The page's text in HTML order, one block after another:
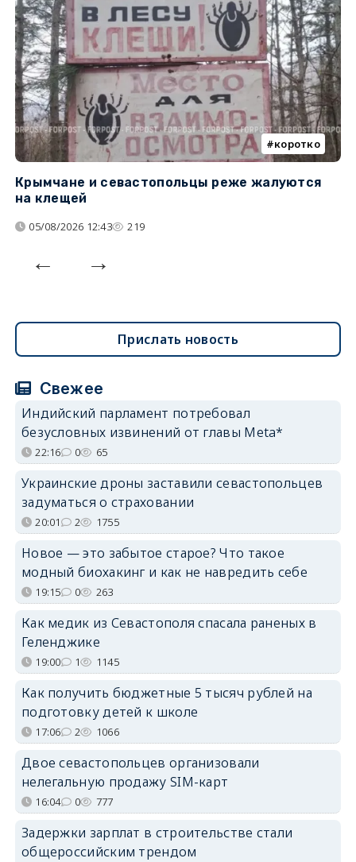
коротко
Крымчане и севастопольцы реже жалуются
на клещей
05/08/2026 12:43 219
Прислать новость
Свежее
Индийский парламент потребовал
безусловных извинений от главы Meta*
22:16 0 65
Украинские дроны заставили севастопольцев
задуматься о страховании
20:01 2 1755
Новое — это забытое старое? Что такое
модный биохакинг и как не навредить себе
19:15 0 263
Как медик из Севастополя спасала раненых в
Геленджике
19:00 1 1145
Как получить бюджетные 5 тысяч рублей на
подготовку детей к школе
17:06 2 1066
Двое севастопольцев организовали
нелегальную продажу SIM-карт
16:04 0 777
Задержки зарплат в строительстве стали
общероссийским трендом